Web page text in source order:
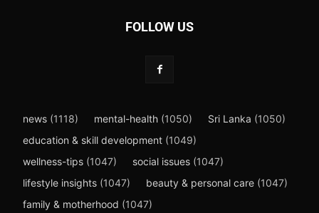
FOLLOW US
news (1118) mental-health (1050) Sri Lanka (1050)
education & skill development (1049)
wellness-tips (1047) social issues (1047)
lifestyle insights (1047) beauty & personal care (1047)
family & motherhood (1047)